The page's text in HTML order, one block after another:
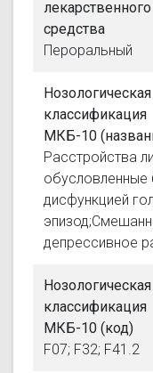
лекарственного
средства
Пероральный
Нозологическая
классификация
МКБ-10
Расстройства
дисфункцией
депрессивное
Нозологическая
классификация
МКБ-10 (код)
F07; F32; F41.2